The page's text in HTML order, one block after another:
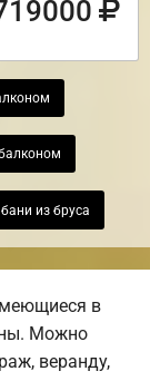
из бруса
в
Можно
веранду,